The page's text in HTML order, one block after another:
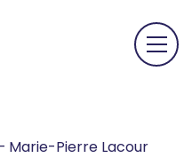
Marie-Pierre Lacour